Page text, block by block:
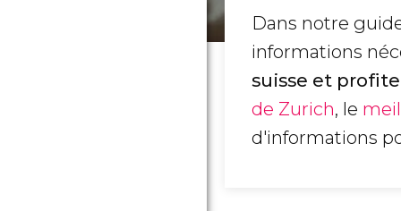
Dans notre
informations
suisse et
de Zurich, le
d'informations